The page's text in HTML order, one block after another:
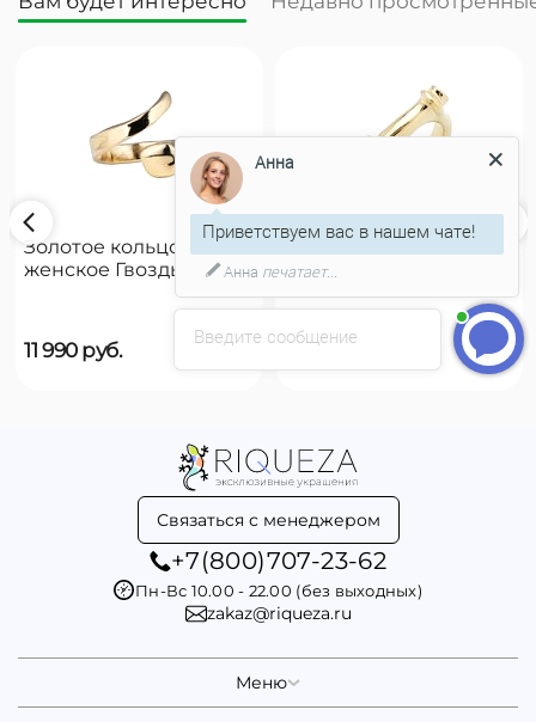
Золотое кольцо
женское Гвоздь
11 990 руб.
Золотое кольцо
женское на руку
UNOde50 Reward
9 790 руб.
Связаться с менеджером
+7(800)707-23-62
Пн-Вс 10.00 - 22.00 (без выходных)
zakaz@riqueza.ru
Меню
Введите сообщение
Анна
Приветствуем вас в нашем чате!
Анна печатает...